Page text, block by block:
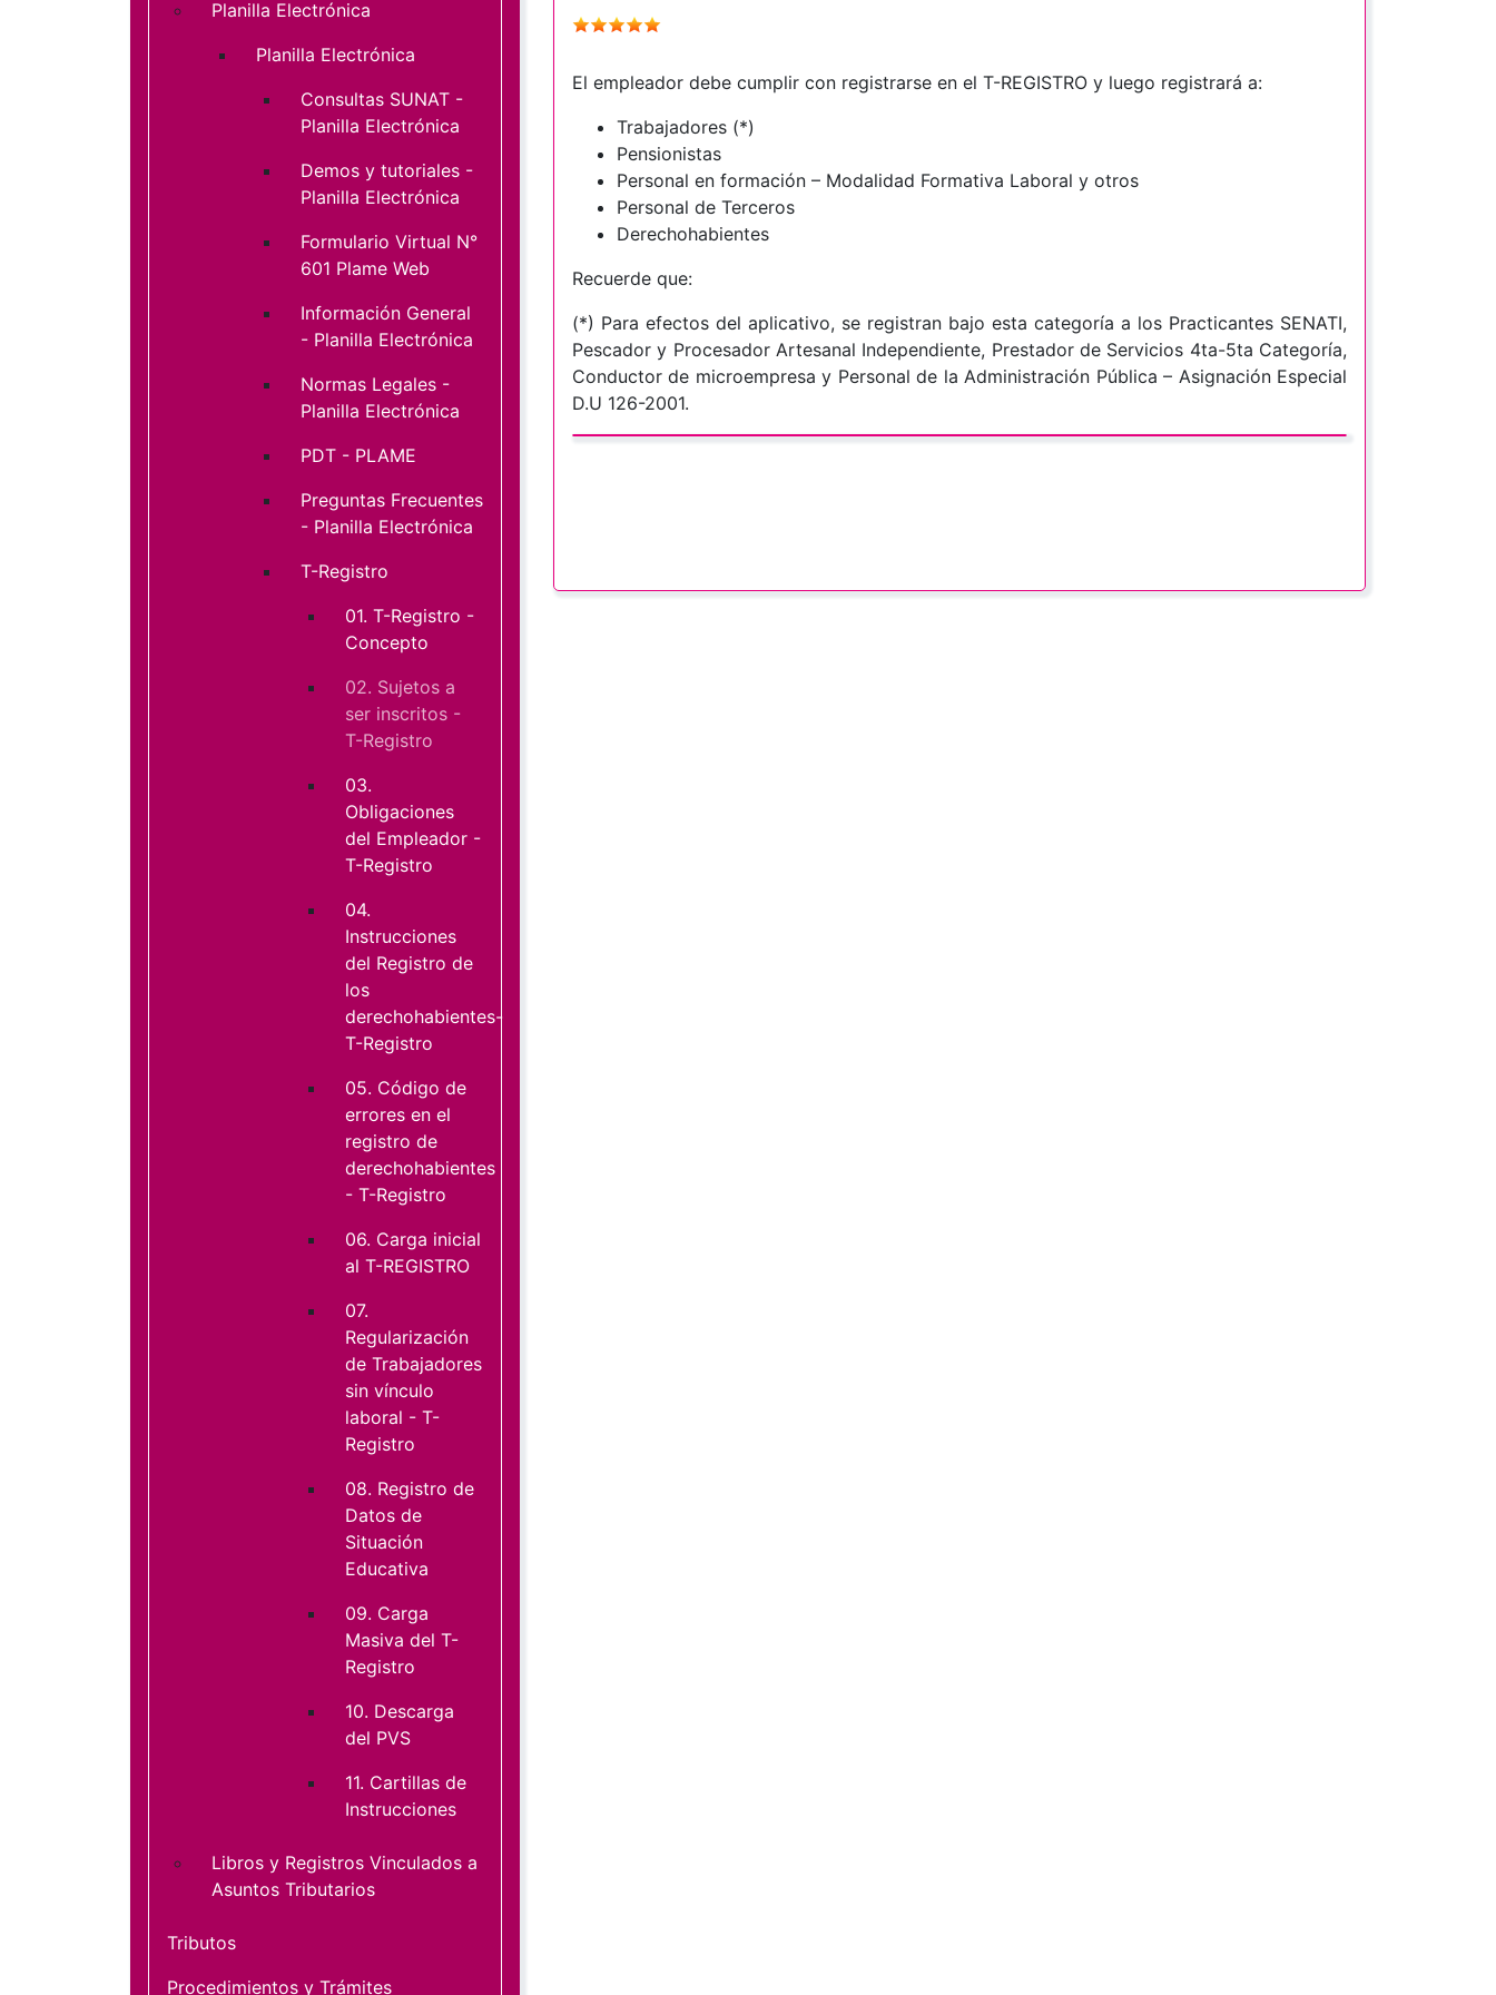
El empleador debe cumplir con registrarse en el T-REGISTRO y luego registrará a:
Trabajadores (*)
Pensionistas
Personal en formación – Modalidad Formativa Laboral y otros
Personal de Terceros
Derechohabientes
Recuerde que:
(*) Para efectos del aplicativo, se registran bajo esta categoría a los Practicantes SENATI,
Pescador y Procesador Artesanal Independiente, Prestador de Servicios 4ta-5ta Categoría,
Conductor de microempresa y Personal de la Administración Pública – Asignación Especial
D.U 126-2001.
Planilla Electrónica
Planilla Electrónica
Consultas SUNAT -
Planilla Electrónica
Demos y tutoriales -
Planilla Electrónica
Formulario Virtual N°
601 Plame Web
Información General
- Planilla Electrónica
Normas Legales -
Planilla Electrónica
PDT - PLAME
Preguntas Frecuentes
- Planilla Electrónica
T-Registro
01. T-Registro -
Concepto
02. Sujetos a
ser inscritos -
T-Registro
03.
Obligaciones
del Empleador -
T-Registro
04.
Instrucciones
del Registro de
los
derechohabientes-
T-Registro
05. Código de
errores en el
registro de
derechohabientes
- T-Registro
06. Carga inicial
al T-REGISTRO
07.
Regularización
de Trabajadores
sin vínculo
laboral - T-
Registro
08. Registro de
Datos de
Situación
Educativa
09. Carga
Masiva del T-
Registro
10. Descarga
del PVS
11. Cartillas de
Instrucciones
Libros y Registros Vinculados a
Asuntos Tributarios
Tributos
Procedimientos y Trámites